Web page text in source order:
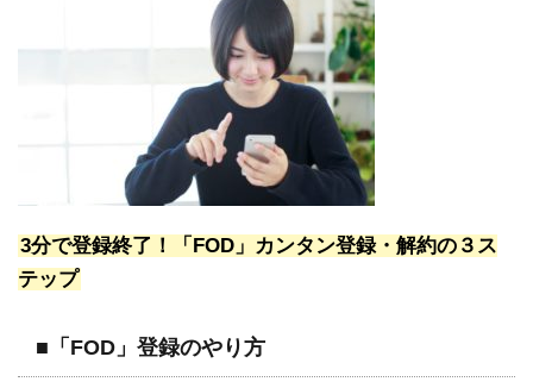
3分で登録終了！「FOD」カンタン登録・解約の３ス
テップ
■「FOD」登録のやり方